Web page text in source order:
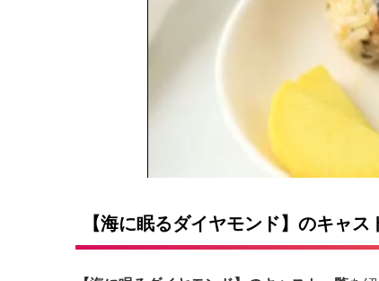
【海に眠るダイヤモンド】のキャス